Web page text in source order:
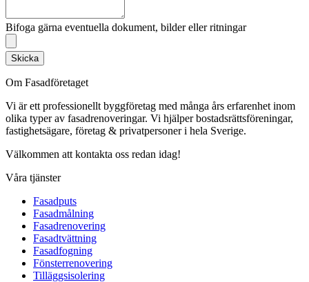
Bifoga gärna eventuella dokument, bilder eller ritningar
Skicka
Om Fasadföretaget
Vi är ett professionellt byggföretag med många års erfarenhet inom
olika typer av fasadrenoveringar. Vi hjälper bostadsrättsföreningar,
fastighetsägare, företag & privatpersoner i hela Sverige.
Välkommen att kontakta oss redan idag!
Våra tjänster
Fasadputs
Fasadmålning
Fasadrenovering
Fasadtvättning
Fasadfogning
Fönsterrenovering
Tilläggsisolering